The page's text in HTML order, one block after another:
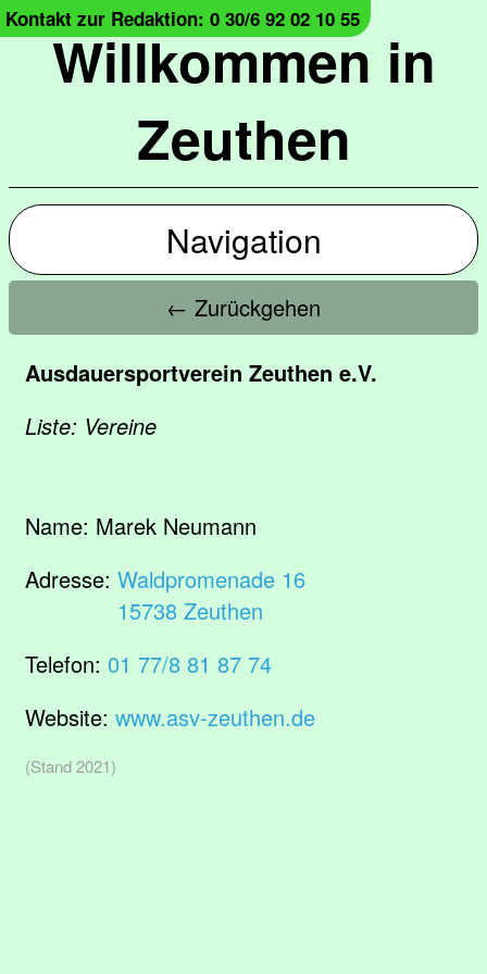
Willkommen in
Zeuthen
Kontakt zur Redaktion: 0 30/6 92 02 10 55
Navigation
← Zurückgehen
Ausdauersportverein Zeuthen e.V.
Liste: Vereine
Name: Marek Neumann
Adresse: Waldpromenade 16
15738 Zeuthen
Telefon: 01 77/8 81 87 74
Website: www.asv-zeuthen.de
(Stand 2021)